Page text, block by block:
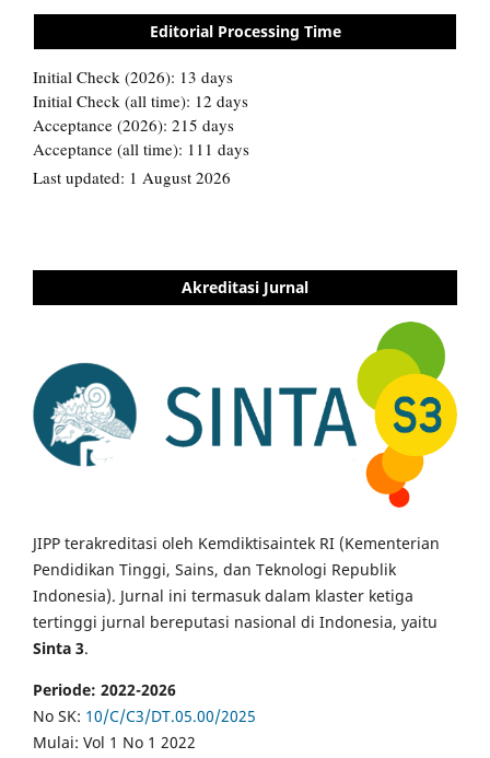
Editorial Processing Time
Akreditasi Jurnal
JIPP terakreditasi oleh Kemdiktisaintek RI (Kementerian
Pendidikan Tinggi, Sains, dan Teknologi Republik
Indonesia). Jurnal ini termasuk dalam klaster ketiga
tertinggi jurnal bereputasi nasional di Indonesia, yaitu
Sinta 3.
Periode: 2022-2026
No SK: 10/C/C3/DT.05.00/2025
Mulai: Vol 1 No 1 2022